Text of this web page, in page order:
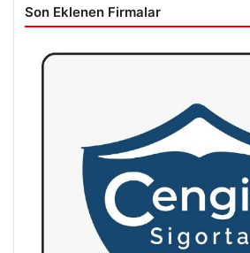
Son Eklenen Firmalar